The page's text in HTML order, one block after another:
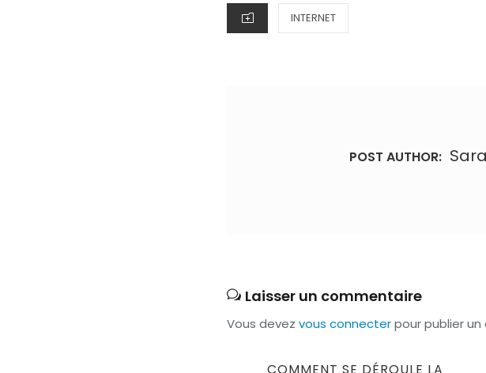
CATEGORIES
INTERNET
POST AUTHOR:
Laisser un commentaire
Vous devez vous connecterpour publier
Navigation
PREVIOUS
COMMENT SE DÉROULE LA